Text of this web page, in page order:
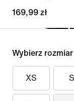
169,99 zł
Wybierz rozmiar
XS S